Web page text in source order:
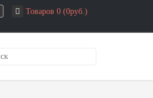
Товаров 0 (0руб.)